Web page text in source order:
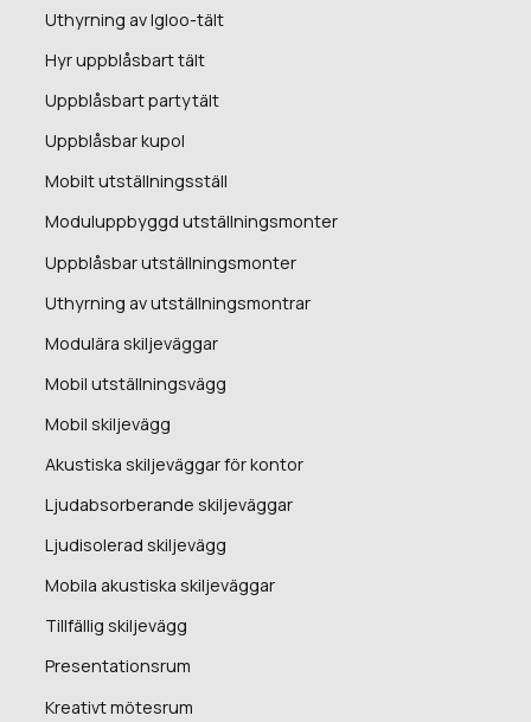
Uthyrning av Igloo-tält
Hyr uppblåsbart tält
Uppblåsbart partytält
Uppblåsbar kupol
Mobilt utställningsställ
Moduluppbyggd utställningsmonter
Uppblåsbar utställningsmonter
Uthyrning av utställningsmontrar
Modulära skiljeväggar
Mobil utställningsvägg
Mobil skiljevägg
Akustiska skiljeväggar för kontor
Ljudabsorberande skiljeväggar
Ljudisolerad skiljevägg
Mobila akustiska skiljeväggar
Tillfällig skiljevägg
Presentationsrum
Kreativt mötesrum